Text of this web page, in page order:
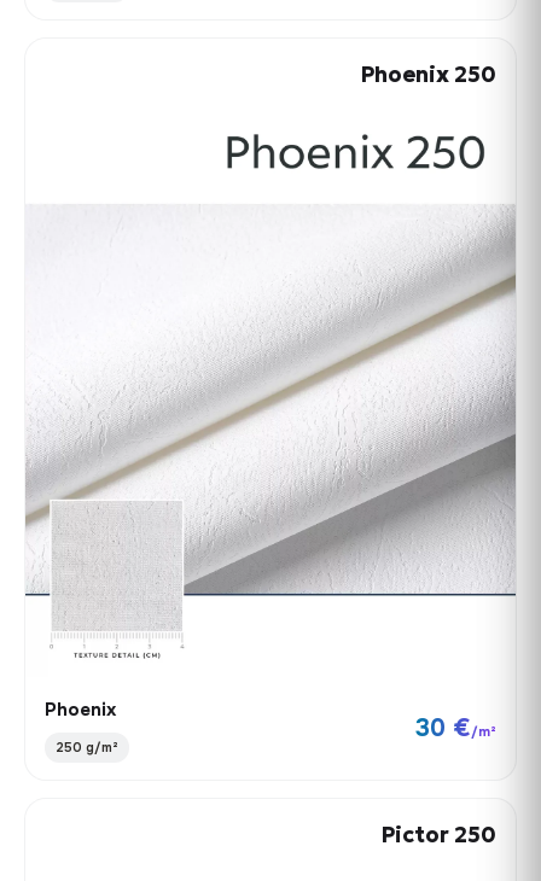
Phoenix 250
Phoenix
250 g/m²
30 €/m²
Pictor 250